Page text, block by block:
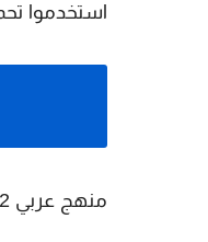
استخدموا
منهج عربي 2 ثانوي :